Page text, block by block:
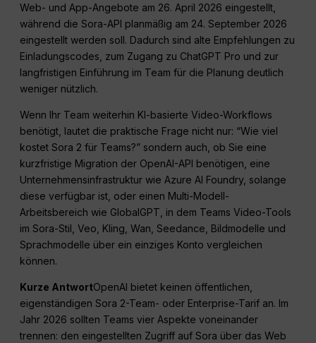
Web- und App-Angebote am 26. April 2026 eingestellt,
während die Sora-API planmäßig am 24. September 2026
eingestellt werden soll. Dadurch sind alte Empfehlungen zu
Einladungscodes, zum Zugang zu ChatGPT Pro und zur
langfristigen Einführung im Team für die Planung deutlich
weniger nützlich.
Wenn Ihr Team weiterhin KI-basierte Video-Workflows
benötigt, lautet die praktische Frage nicht nur: “Wie viel
kostet Sora 2 für Teams?” sondern auch, ob Sie eine
kurzfristige Migration der OpenAI-API benötigen, eine
Unternehmensinfrastruktur wie Azure AI Foundry, solange
diese verfügbar ist, oder einen Multi-Modell-
Arbeitsbereich wie GlobalGPT, in dem Teams Video-Tools
im Sora-Stil, Veo, Kling, Wan, Seedance, Bildmodelle und
Sprachmodelle über ein einziges Konto vergleichen
können.
Kurze AntwortOpenAI bietet keinen öffentlichen,
eigenständigen Sora 2-Team- oder Enterprise-Tarif an. Im
Jahr 2026 sollten Teams vier Aspekte voneinander
trennen: den eingestellten Zugriff auf Sora über das Web